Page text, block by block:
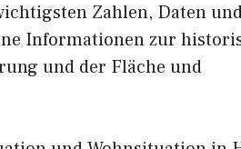
Zahlen, Daten
Informationen zur
und der Fläche und